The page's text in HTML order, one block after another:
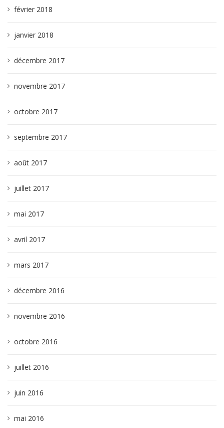
février 2018
janvier 2018
décembre 2017
novembre 2017
octobre 2017
septembre 2017
août 2017
juillet 2017
mai 2017
avril 2017
mars 2017
décembre 2016
novembre 2016
octobre 2016
juillet 2016
juin 2016
mai 2016